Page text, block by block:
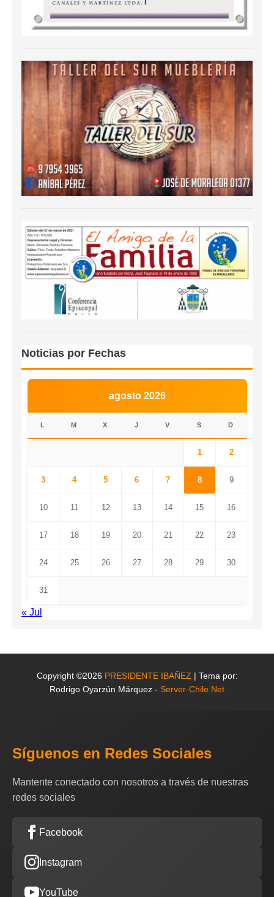
Noticias por Fechas
agosto 2026
L M X J V S D
1 2
3 4 5 6 7 8 9
10 11 12 13 14 15 16
17 18 19 20 21 22 23
24 25 26 27 28 29 30
31
« Jul
Copyright ©2026 PRESIDENTE IBAÑEZ | Tema por:
Rodrigo Oyarzún Márquez - Server-Chile.Net
Síguenos en Redes Sociales
Mantente conectado con nosotros a través de nuestras
redes sociales
Facebook
Instagram
YouTube